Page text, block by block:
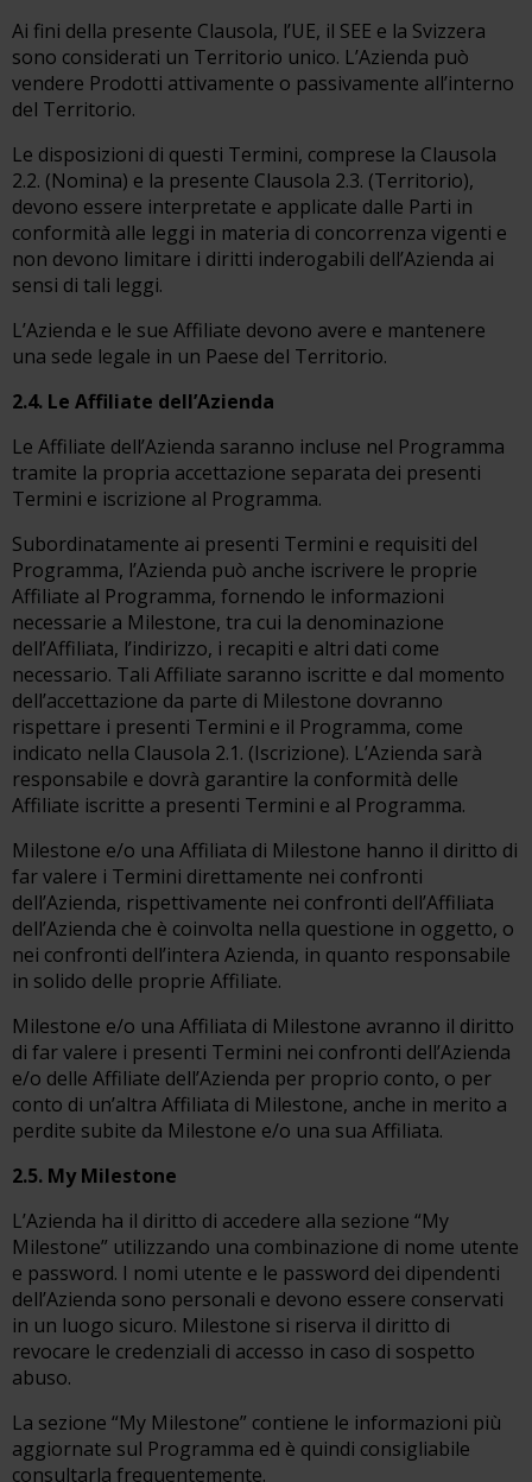
Ai fini della presente Clausola, l’UE, il SEE e la Svizzera
sono considerati un Territorio unico. L’Azienda può
vendere Prodotti attivamente o passivamente all’interno
del Territorio.
Le disposizioni di questi Termini, comprese la Clausola
2.2. (Nomina) e la presente Clausola 2.3. (Territorio),
devono essere interpretate e applicate dalle Parti in
conformità alle leggi in materia di concorrenza vigenti e
non devono limitare i diritti inderogabili dell’Azienda ai
sensi di tali leggi.
L’Azienda e le sue Affiliate devono avere e mantenere
una sede legale in un Paese del Territorio.
2.4. Le Affiliate dell’Azienda
Le Affiliate dell’Azienda saranno incluse nel Programma
tramite la propria accettazione separata dei presenti
Termini e iscrizione al Programma.
Subordinatamente ai presenti Termini e requisiti del
Programma, l’Azienda può anche iscrivere le proprie
Affiliate al Programma, fornendo le informazioni
necessarie a Milestone, tra cui la denominazione
dell’Affiliata, l’indirizzo, i recapiti e altri dati come
necessario. Tali Affiliate saranno iscritte e dal momento
dell’accettazione da parte di Milestone dovranno
rispettare i presenti Termini e il Programma, come
indicato nella Clausola 2.1. (Iscrizione). L’Azienda sarà
responsabile e dovrà garantire la conformità delle
Affiliate iscritte a presenti Termini e al Programma.
Milestone e/o una Affiliata di Milestone hanno il diritto di
far valere i Termini direttamente nei confronti
dell’Azienda, rispettivamente nei confronti dell’Affiliata
dell’Azienda che è coinvolta nella questione in oggetto, o
nei confronti dell’intera Azienda, in quanto responsabile
in solido delle proprie Affiliate.
Milestone e/o una Affiliata di Milestone avranno il diritto
di far valere i presenti Termini nei confronti dell’Azienda
e/o delle Affiliate dell’Azienda per proprio conto, o per
conto di un’altra Affiliata di Milestone, anche in merito a
perdite subite da Milestone e/o una sua Affiliata.
2.5. My Milestone
L’Azienda ha il diritto di accedere alla sezione “My
Milestone” utilizzando una combinazione di nome utente
e password. I nomi utente e le password dei dipendenti
dell’Azienda sono personali e devono essere conservati
in un luogo sicuro. Milestone si riserva il diritto di
revocare le credenziali di accesso in caso di sospetto
abuso.
La sezione “My Milestone” contiene le informazioni più
aggiornate sul Programma ed è quindi consigliabile
consultarla frequentemente.